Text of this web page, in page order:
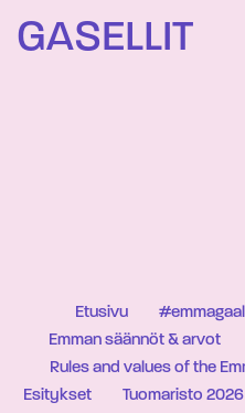
GASELLIT
Etusivu
Emman säännöt & arvot
Rules and values of the
Esitykset
Tuomaristo 2026